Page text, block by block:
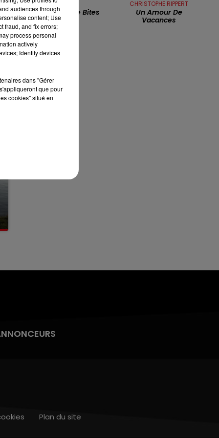
7h00 - 10h00
RDL WEEK-END
Another One Bites
CHRISTOPHE RIPPERT
Un Amour De
Vacances
Plan du site
audiences through
content; Use
fraud, and fix errors;
process personal
actively
Identify devices
dans "Gérer
que pour
cookies" situé en